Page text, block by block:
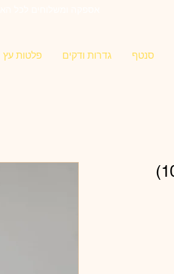
סנטף גדרות ודקים פלטות עץ